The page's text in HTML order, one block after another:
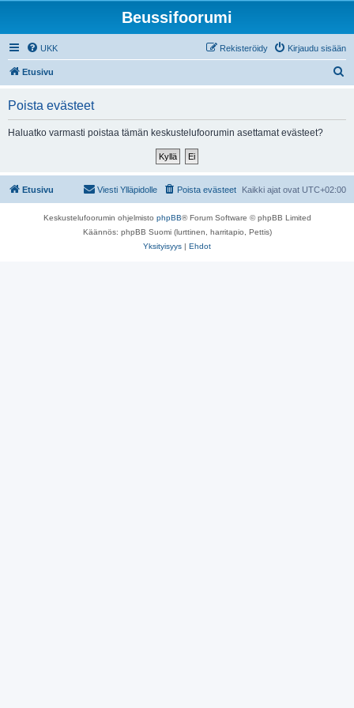
Beussifoorumi
UKK Kirjaudu sisään
Rekisteröidy
Etusivu
Poista evästeet
Haluatko varmasti poistaa tämän keskustelufoorumin asettamat evästeet?
Etusivu Kaikki ajat ovat UTC+02:00
Poista evästeet
Viesti Ylläpidolle
Keskustelufoorumin ohjelmisto phpBB® Forum Software © phpBB Limited
Käännös: phpBB Suomi (lurttinen, harritapio, Pettis)
Yksityisyys | Ehdot